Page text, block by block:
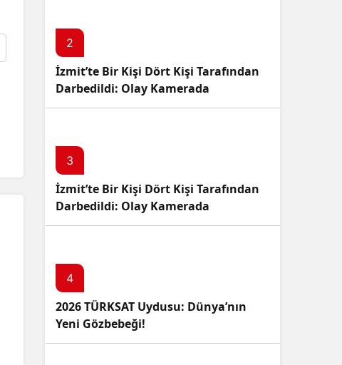
2
İzmit’te Bir Kişi Dört Kişi Tarafından
Darbedildi: Olay Kamerada
3
İzmit’te Bir Kişi Dört Kişi Tarafından
Darbedildi: Olay Kamerada
4
2026 TÜRKSAT Uydusu: Dünya’nın
Yeni Gözbebeği!